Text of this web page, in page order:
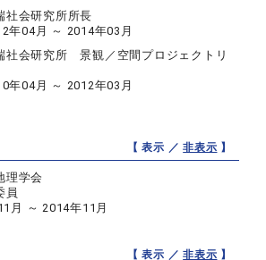
社会研究所所長
年04月 ～ 2014年03月
社会研究所 景観／空間プロジェクトリ
年04月 ～ 2012年03月
【 表示 ／非表示 】
理学会
員
月 ～ 2014年11月
【 表示 ／非表示 】